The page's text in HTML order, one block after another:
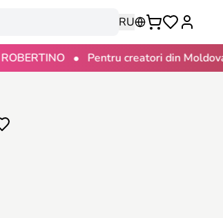
RU
• Pentru creatori din Moldova •